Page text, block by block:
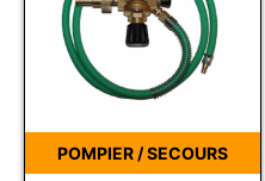
POMPIER / SECOURS